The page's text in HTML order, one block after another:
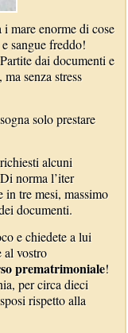
mare enorme di cose
sangue freddo!
dai documenti e
senza stress
solo prestare
alcuni
norma l’iter
in tre mesi, massimo
documenti.
e chiedete a lui
al vostro
prematrimoniale!
per circa dieci
rispetto alla